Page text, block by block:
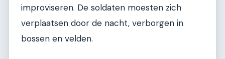
improviseren. De soldaten moesten zich
verplaatsen door de nacht, verborgen in
bossen en velden.